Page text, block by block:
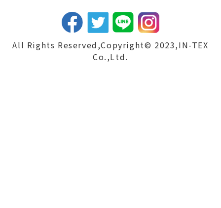
All Rights Reserved,Copyright© 2023,IN-TEX
Co.,Ltd.